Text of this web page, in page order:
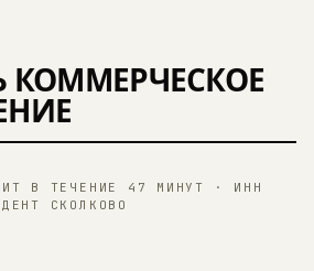
КОММЕРЧЕСКОЕ
В ТЕЧЕНИЕ 47 МИНУТ · ИНН
СКОЛКОВО